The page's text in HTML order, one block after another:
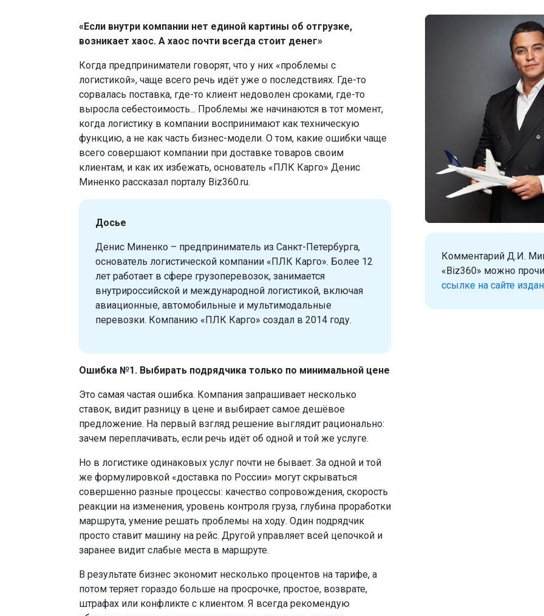
«Если внутри компании нет единой картины об отгрузке,
возникает хаос. А хаос почти всегда стоит денег»
Когда предприниматели говорят, что у них «проблемы с
логистикой», чаще всего речь идёт уже о последствиях. Где-то
сорвалась поставка, где-то клиент недоволен сроками, где-то
выросла себестоимость... Проблемы же начинаются в тот момент,
когда логистику в компании воспринимают как техническую
функцию, а не как часть бизнес-модели. О том, какие ошибки чаще
всего совершают компании при доставке товаров своим
клиентам, и как их избежать, основатель «ПЛК Карго» Денис
Миненко рассказал порталу Biz360.ru.
Досье
Денис Миненко – предприниматель из Санкт-Петербурга,
основатель логистической компании «ПЛК Карго». Более 12
лет работает в сфере грузоперевозок, занимается
внутрироссийской и международной логистикой, включая
авиационные, автомобильные и мультимодальные
перевозки. Компанию «ПЛК Карго» создал в 2014 году.
Ошибка №1. Выбирать подрядчика только по минимальной цене
Это самая частая ошибка. Компания запрашивает несколько
ставок, видит разницу в цене и выбирает самое дешёвое
предложение. На первый взгляд решение выглядит рационально:
зачем переплачивать, если речь идёт об одной и той же услуге.
Но в логистике одинаковых услуг почти не бывает. За одной и той
же формулировкой «доставка по России» могут скрываться
совершенно разные процессы: качество сопровождения, скорость
реакции на изменения, уровень контроля груза, глубина проработки
маршрута, умение решать проблемы на ходу. Один подрядчик
просто ставит машину на рейс. Другой управляет всей цепочкой и
заранее видит слабые места в маршруте.
В результате бизнес экономит несколько процентов на тарифе, а
потом теряет гораздо больше на просрочке, простое, возврате,
штрафах или конфликте с клиентом. Я всегда рекомендую
Комментарий Д.И.
«Biz360» можно
ссылке на сайте